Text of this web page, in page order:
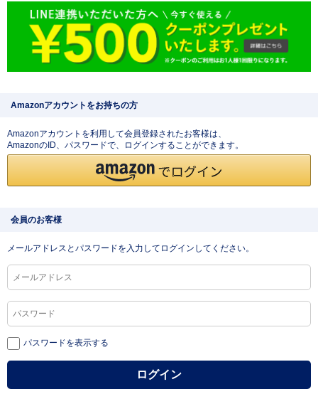
Amazonアカウントをお持ちの方
Amazonアカウントを利用して会員登録されたお客様は、
AmazonのID、パスワードで、ログインすることができます。
会員のお客様
メールアドレスとパスワードを入力してログインしてください。
パスワードを表示する